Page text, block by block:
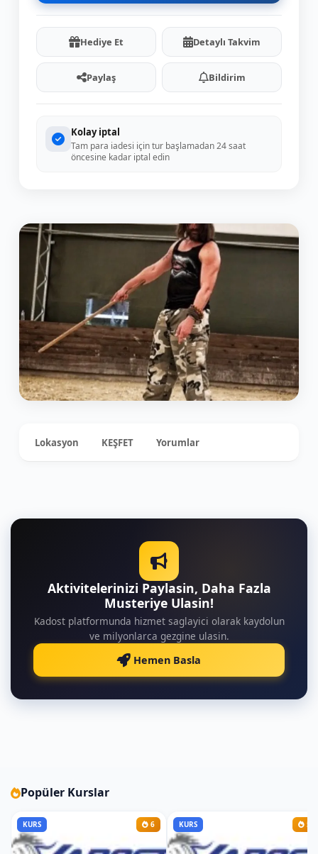
Lokasyon KEŞFET Yorumlar
Hediye Et Detaylı Takvim
Paylaş Bildirim
Kolay iptal
Tam para iadesi için tur başlamadan 24 saat
öncesine kadar iptal edin
Aktivitelerinizi Paylasin, Daha Fazla
Musteriye Ulasin!
Kadost platformunda hizmet saglayici olarak kaydolun
ve milyonlarca gezgine ulasin.
Hemen Basla
Popüler Kurslar
KURS 6 KURS 5